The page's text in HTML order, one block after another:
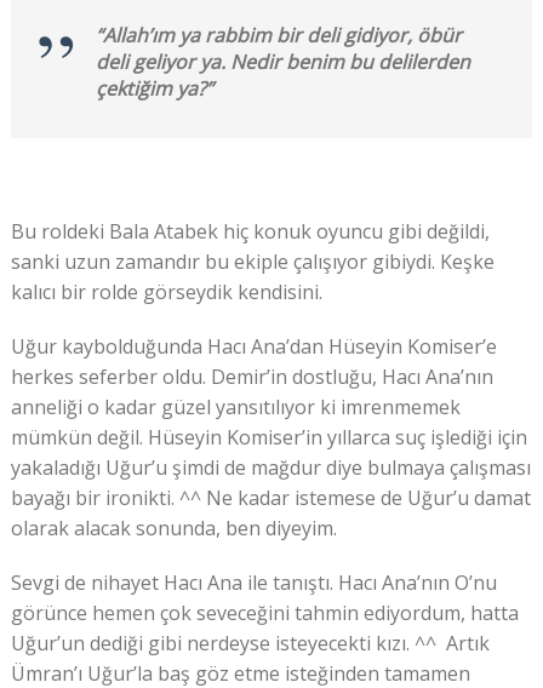
“Allah’ım ya rabbim bir deli gidiyor, öbür
deli geliyor ya. Nedir benim bu delilerden
çektiğim ya?”
Bu roldeki Bala Atabek hiç konuk oyuncu gibi değildi,
sanki uzun zamandır bu ekiple çalışıyor gibiydi. Keşke
kalıcı bir rolde görseydik kendisini.
Uğur kaybolduğunda Hacı Ana’dan Hüseyin Komiser’e
herkes seferber oldu. Demir’in dostluğu, Hacı Ana’nın
anneliği o kadar güzel yansıtılıyor ki imrenmemek
mümkün değil. Hüseyin Komiser’in yıllarca suç işlediği için
yakaladığı Uğur’u şimdi de mağdur diye bulmaya çalışması
bayağı bir ironikti. ^^ Ne kadar istemese de Uğur’u damat
olarak alacak sonunda, ben diyeyim.
Sevgi de nihayet Hacı Ana ile tanıştı. Hacı Ana’nın O’nu
görünce hemen çok seveceğini tahmin ediyordum, hatta
Uğur’un dediği gibi nerdeyse isteyecekti kızı. ^^ Artık
Ümran’ı Uğur’la baş göz etme isteğinden tamamen